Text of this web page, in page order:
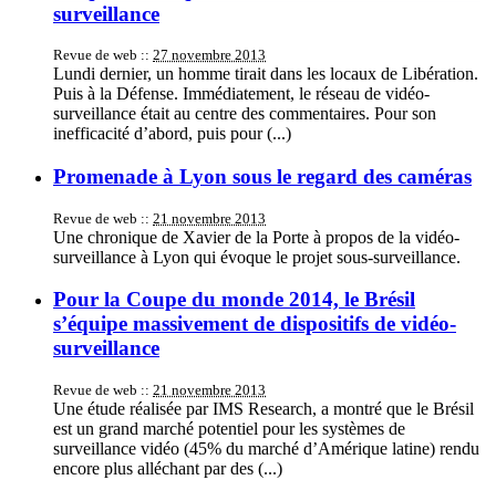
surveillance
Revue de web :: 27 novembre 2013
Lundi dernier, un homme tirait dans les locaux de Libération.
Puis à la Défense. Immédiatement, le réseau de vidéo-
surveillance était au centre des commentaires. Pour son
inefficacité d’abord, puis pour (...)
Promenade à Lyon sous le regard des caméras
Revue de web :: 21 novembre 2013
Une chronique de Xavier de la Porte à propos de la vidéo-
surveillance à Lyon qui évoque le projet sous-surveillance.
Pour la Coupe du monde 2014, le Brésil
s’équipe massivement de dispositifs de vidéo-
surveillance
Revue de web :: 21 novembre 2013
Une étude réalisée par IMS Research, a montré que le Brésil
est un grand marché potentiel pour les systèmes de
surveillance vidéo (45% du marché d’Amérique latine) rendu
encore plus alléchant par des (...)